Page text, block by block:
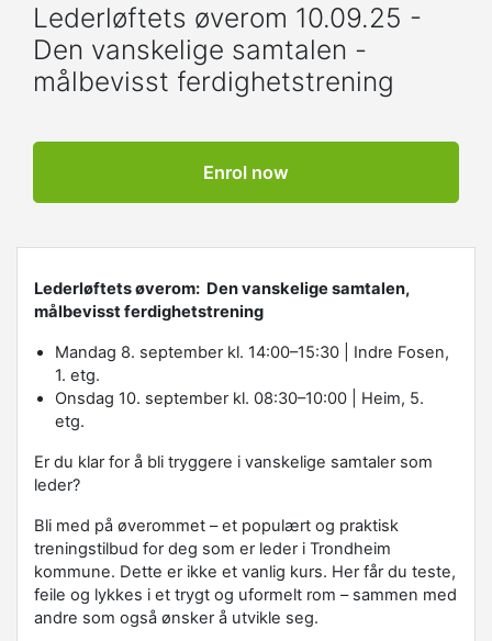
Lederløftets øverom 10.09.25 -
Den vanskelige samtalen -
målbevisst ferdighetstrening
Enrol now
Lederløftets øverom: Den vanskelige samtalen,
målbevisst ferdighetstrening
Mandag 8. september kl. 14:00–15:30 | Indre Fosen,
1. etg.
Onsdag 10. september kl. 08:30–10:00 | Heim, 5.
etg.
Er du klar for å bli tryggere i vanskelige samtaler som
leder?
Bli med på øverommet – et populært og praktisk
treningstilbud for deg som er leder i Trondheim
kommune. Dette er ikke et vanlig kurs. Her får du teste,
feile og lykkes i et trygt og uformelt rom – sammen med
andre som også ønsker å utvikle seg.